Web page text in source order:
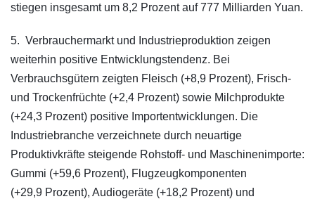
stiegen insgesamt um 8,2 Prozent auf 777 Milliarden Yuan.
5. Verbrauchermarkt und Industrieproduktion zeigen
weiterhin positive Entwicklungstendenz. Bei
Verbrauchsgütern zeigten Fleisch (+8,9 Prozent), Frisch-
und Trockenfrüchte (+2,4 Prozent) sowie Milchprodukte
(+24,3 Prozent) positive Importentwicklungen. Die
Industriebranche verzeichnete durch neuartige
Produktivkräfte steigende Rohstoff- und Maschinenimporte:
Gummi (+59,6 Prozent), Flugzeugkomponenten
(+29,9 Prozent), Audiogeräte (+18,2 Prozent) und